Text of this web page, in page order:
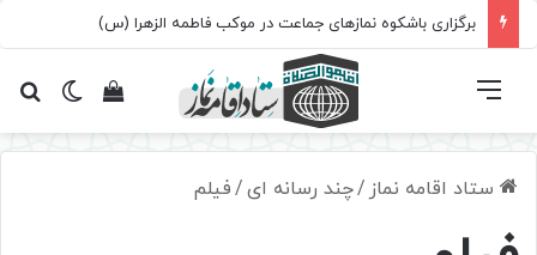
برگزاری باشکوه نمازهای جماعت در موکب فاطمه الزهرا (س)
تغییرمشاهده فهرست
ستاد اقامه نماز /چند رسانه ای/فیلم